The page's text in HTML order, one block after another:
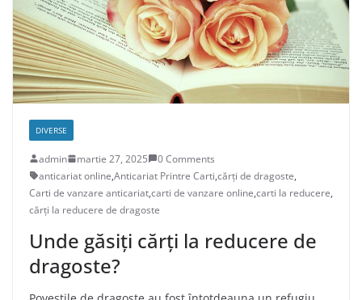
DIVERSE
admin martie 27, 2025
0 Comments
anticariat online,Anticariat Printre Carti,cărți de dragoste,
Carti de vanzare anticariat,carti de vanzare online,carti la reducere,
cărți la reducere de dragoste
Unde găsiți cărți la reducere de
dragoste?